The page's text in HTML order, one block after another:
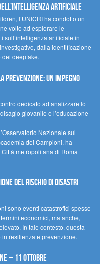
Artificiale
l’UNICRI ha condotto un
volto ad esplorare le
sull’intelligenza artificiale in
dalla identificazione
deepfake.
Prevenzione: un impegno
dedicato ad analizzare lo
giovanile e l’educazione
Nazionale sul
dei Campioni, ha
metropolitana di Roma
del rischio di disastri
sono eventi catastrofici spesso
economici, ma anche,
In tale contesto, questa
resilienza e prevenzione.
– 11 ottobre